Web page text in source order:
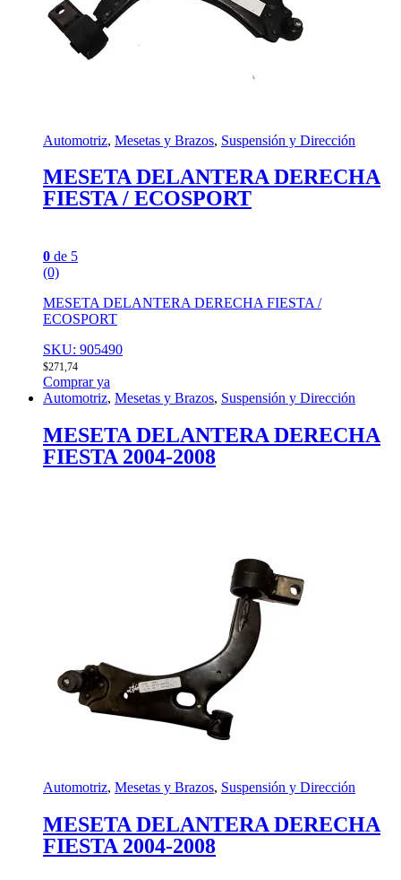
Automotriz, Mesetas y Brazos, Suspensión y Dirección
MESETA DELANTERA DERECHA
FIESTA / ECOSPORT
0 de 5
(0)
MESETA DELANTERA DERECHA FIESTA /
ECOSPORT
SKU: 905490
$271,74
Comprar ya
Automotriz, Mesetas y Brazos, Suspensión y Dirección
MESETA DELANTERA DERECHA
FIESTA 2004-2008
Automotriz, Mesetas y Brazos, Suspensión y Dirección
MESETA DELANTERA DERECHA
FIESTA 2004-2008